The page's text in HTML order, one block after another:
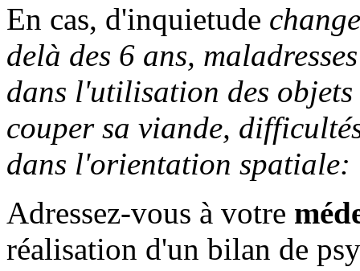
En cas, d'inquietude
delà des 6 ans,
dans l'utilisation des
couper sa viande,
dans l'orientation spatiale:
Adressez-vous à votre
réalisation d'un bilan de